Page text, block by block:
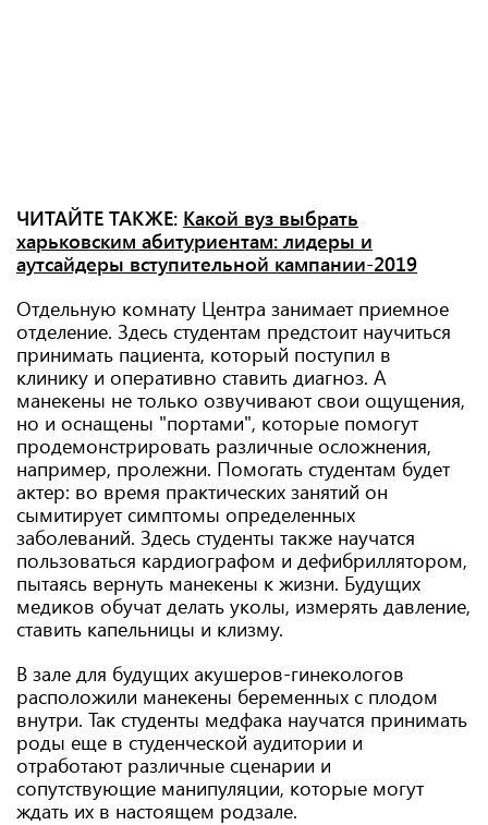
ЧИТАЙТЕ ТАКЖЕ: Какой вуз выбрать
харьковским абитуриентам: лидеры и
аутсайдеры вступительной кампании-2019
Отдельную комнату Центра занимает приемное
отделение. Здесь студентам предстоит научиться
принимать пациента, который поступил в
клинику и оперативно ставить диагноз. А
манекены не только озвучивают свои ощущения,
но и оснащены "портами", которые помогут
продемонстрировать различные осложнения,
например, пролежни. Помогать студентам будет
актер: во время практических занятий он
сымитирует симптомы определенных
заболеваний. Здесь студенты также научатся
пользоваться кардиографом и дефибриллятором,
пытаясь вернуть манекены к жизни. Будущих
медиков обучат делать уколы, измерять давление,
ставить капельницы и клизму.
В зале для будущих акушеров-гинекологов
расположили манекены беременных с плодом
внутри. Так студенты медфака научатся принимать
роды еще в студенческой аудитории и
отработают различные сценарии и
сопутствующие манипуляции, которые могут
ждать их в настоящем родзале.